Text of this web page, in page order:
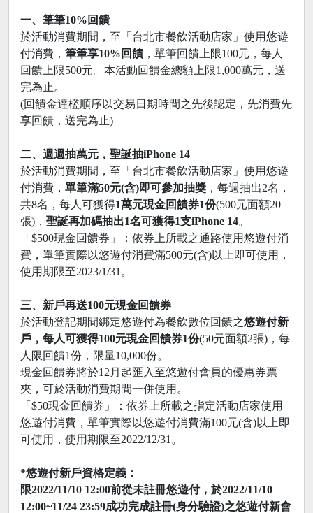
一、筆筆10%回饋
於活動消費期間，至「台北市餐飲活動店家」使用悠遊
付消費， 筆筆享10%回饋，單筆回饋上限100元，每人
回饋上限500元。本活動回饋金總額上限1,000萬元，送
完為止。
(回饋金達檻順序以交易日期時間之先後認定，先消費先
享回饋，送完為止)
二、週週抽萬元，聖誕抽iPhone 14
於活動消費期間，至「台北市餐飲活動店家」使用悠遊
付消費， 單筆滿50元(含)即可參加抽獎 ，每週抽出2名，
共8名，每人可獲得1萬元現金回饋券1份(500元面額20
張)， 聖誕再加碼抽出1名可獲得1支iPhone 14。
「$500現金回饋券」：依券上所載之通路使用悠遊付消
費，單筆實際以悠遊付消費滿500元(含)以上即可使用，
使用期限至2023/1/31。
三、新戶再送100元現金回饋券
於活動登記期間綁定悠遊付為餐飲數位回饋之悠遊付新
戶，每人可獲得100元現金回饋券1份(50元面額2張)，每
人限回饋1份，限量10,000份。
現金回饋券將於12月起匯入至悠遊付會員的優惠券票
夾，可於活動消費期間一併使用。
「$50現金回饋券」：依券上所載之指定活動店家使用
悠遊付消費，單筆實際以悠遊付消費滿100元(含)以上即
可使用，使用期限至2022/12/31。
*悠遊付新戶資格定義：
限2022/11/10 12:00前從未註冊悠遊付，於2022/11/10
12:00~11/24 23:59成功完成註冊(身分驗證)之悠遊付新會